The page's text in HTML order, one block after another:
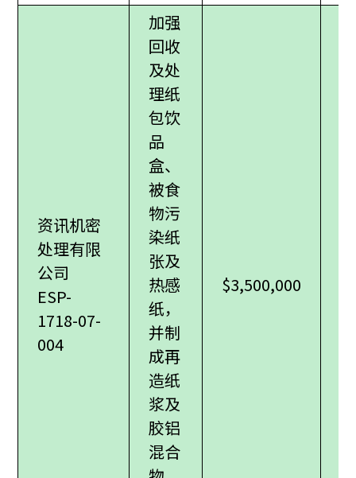
资讯机密
处理有限
公司
ESP-
1718-07-
004
加强
回收
及处
理纸
包饮
品
盒、
被食
物污
染纸
张及
热感
纸，
并制
成再
造纸
浆及
胶铝
混合
$3,500,000